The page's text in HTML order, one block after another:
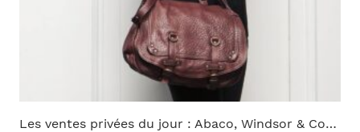
Les ventes privées du jour : Abaco, Windsor & Co…